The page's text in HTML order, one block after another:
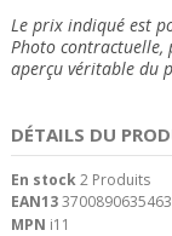
Le prix indiqué est
Photo contractuelle,
aperçu véritable du
DÉTAILS DU
En stock2 Produits
EAN133700890635463
MPN i11